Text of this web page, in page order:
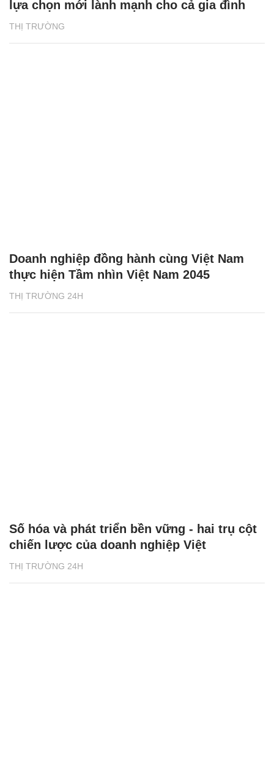
THỊ TRƯỜNG
lựa chọn mới lành mạnh cho cả gia đình
THỊ TRƯỜNG 24H
Doanh nghiệp đồng hành cùng Việt Nam
thực hiện Tầm nhìn Việt Nam 2045
THỊ TRƯỜNG 24H
Số hóa và phát triển bền vững - hai trụ cột
chiến lược của doanh nghiệp Việt